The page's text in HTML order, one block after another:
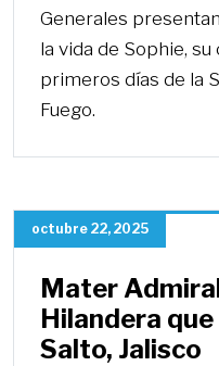
Generales
la vida de Sophie,
primeros días de la
Fuego.
octubre 22, 2025
Mater
Hilandera que
Salto, Jalisco